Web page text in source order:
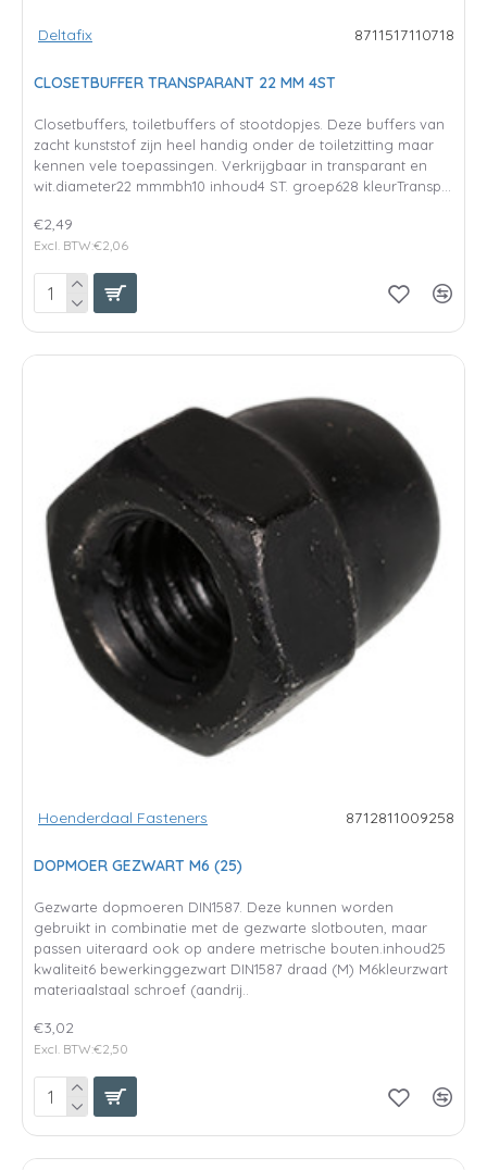
Deltafix 8711517110718
CLOSETBUFFER TRANSPARANT 22 MM 4ST
Closetbuffers, toiletbuffers of stootdopjes. Deze buffers van
zacht kunststof zijn heel handig onder de toiletzitting maar
kennen vele toepassingen. Verkrijgbaar in transparant en
wit.diameter22 mmmbh10 inhoud4 ST. groep628 kleurTransp...
€2,49
Excl. BTW:€2,06
Hoenderdaal Fasteners 8712811009258
DOPMOER GEZWART M6 (25)
Gezwarte dopmoeren DIN1587. Deze kunnen worden
gebruikt in combinatie met de gezwarte slotbouten, maar
passen uiteraard ook op andere metrische bouten.inhoud25
kwaliteit6 bewerkinggezwart DIN1587 draad (M) M6kleurzwart
materiaalstaal schroef (aandrij..
€3,02
Excl. BTW:€2,50